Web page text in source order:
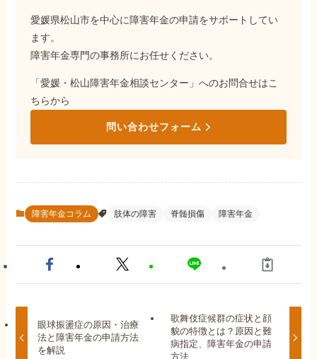
愛媛県松山市を中心に障害年金の申請をサポートしてい
ます。
障害年金専門の事務所にお任せください。
「愛媛・松山障害年金相談センター」へのお問合せはこ
ちらから
問い合わせフォーム
障害年金コラム 肢体の障害 脊髄損傷 障害年金
眼球振盪症の原因・治療
法と障害年金の申請方法
を解説
歌舞伎症候群の症状と顔
貌の特徴とは？原因と難
病指定、障害年金の申請
方法